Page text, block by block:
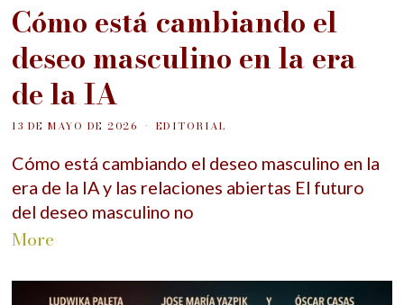
Cómo está cambiando el
deseo masculino en la era
de la IA
13 DE MAYO DE 2026 EDITORIAL
Cómo está cambiando el deseo masculino en la
era de la IA y las relaciones abiertas El futuro
del deseo masculino no
More